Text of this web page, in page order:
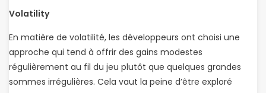
Volatility
En matière de volatilité, les développeurs ont choisi une
approche qui tend à offrir des gains modestes
régulièrement au fil du jeu plutôt que quelques grandes
sommes irrégulières. Cela vaut la peine d’être exploré